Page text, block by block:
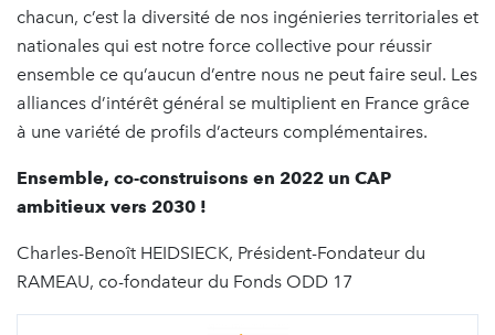
chacun, c’est la diversité de nos ingénieries territoriales et
nationales qui est notre force collective pour réussir
ensemble ce qu’aucun d’entre nous ne peut faire seul. Les
alliances d’intérêt général se multiplient en France grâce
à une variété de profils d’acteurs complémentaires.
Ensemble, co-construisons en 2022 un CAP
ambitieux vers 2030 !
Charles-Benoît HEIDSIECK, Président-Fondateur du
RAMEAU, co-fondateur du Fonds ODD 17